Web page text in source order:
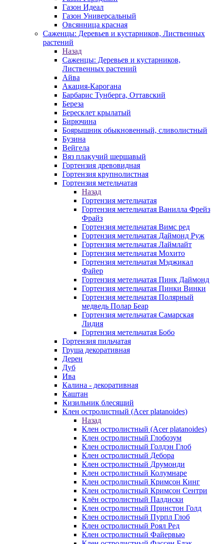
Газон Идеал
Газон Универсальный
Овсянница красная
Саженцы: Деревьев и кустарников, Лиственных
растений
Назад
Саженцы: Деревьев и кустарников,
Лиственных растений
Айва
Акация-Карогана
Барбарис Тунберга, Оттавский
Береза
Бересклет крылатый
Бирючина
Боярышник обыкновенный, сливолистный
Бузина
Вейгела
Вяз плакучий шершавый
Гортензия древовидная
Гортензия крупнолистная
Гортензия метельчатая
Назад
Гортензия метельчатая
Гортензия метельчатая Ванилла Фрейз
Фрайз
Гортензия метельчатая Вимс ред
Гортензия метельчатая Даймонд Руж
Гортензия метельчатая Лаймлайт
Гортензия метельчатая Мохито
Гортензия метельчатая Мэджикал
Файер
Гортензия метельчатая Пинк Даймонд
Гортензия метельчатая Пинки Винки
Гортензия метельчатая Полярный
медведь Полар Беар
Гортензия метельчатая Самарская
Лидия
Гортензия метельчатая Бобо
Гортензия пильчатая
Груша декоративная
Дерен
Дуб
Ива
Калина - декоративная
Каштан
Кизильник блесящий
Клен остролистный (Acer platanoides)
Назад
Клен остролистный (Acer platanoides)
Клен остролистный Глобозум
Клен остролистный Голдэн Глоб
Клен остролистный Дебора
Клен остролистный Друмонди
Клен остролистный Колумнаре
Клен остролистный Кримсон Кинг
Клен остролистный Кримсон Сентри
Клён остролистный Палдиски
Клен остролистный Принстoн Голд
Клен остролистный Пурпл Глоб
Клен остролистный Роял Ред
Клен остролистный Файервью